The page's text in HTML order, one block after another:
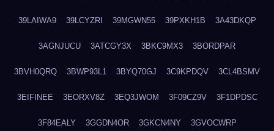
39LAIWA9 39LCYZRI 39MGWN55 39PXKH1B 3A43DKQP
3AGNJUCU 3ATCGY3X 3BKC9MX3 3BORDPAR
3BVH0QRQ 3BWP93L1 3BYQ70GJ 3C9KPDQV 3CL4BSMV
3EIFINEE 3EORXV8Z 3EQ3JWOM 3F09CZ9V 3F1DPDSC
3F84EALY 3GGDN4OR 3GKCN4NY 3GVOCWRP